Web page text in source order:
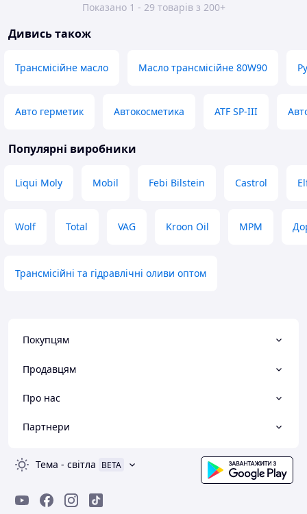
Показано 1 - 29 товарів з 200+
Дивись також
Трансмісійне масло Масло трансмісійне 80W90
Авто герметик Автокосметика ATF SP-III
Популярні виробники
Liqui Moly Mobil Febi Bilstein Castrol
Wolf Total VAG Kroon Oil MPM
Трансмісійні та гідравлічні оливи оптом
Покупцям
Продавцям
Про нас
Партнери
Тема - світла BETA